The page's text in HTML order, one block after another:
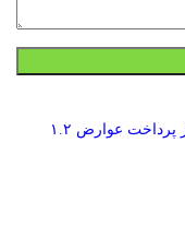
معافیت ۱۹۹ کالای اساسی کشاورزی و دارو از پرداخت عوارض ۱.۲